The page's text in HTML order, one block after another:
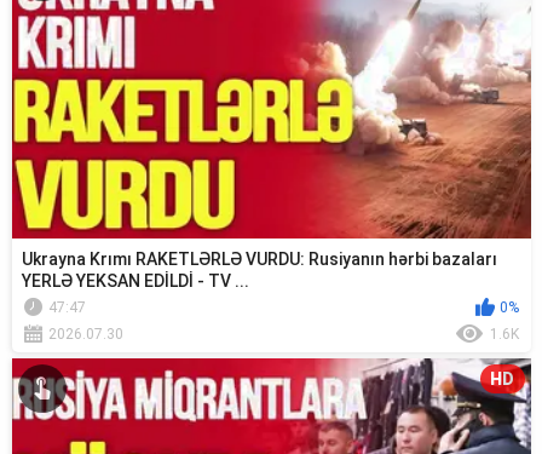
Ukrayna Krımı RAKETLƏRLƏ VURDU: Rusiyanın hərbi bazaları
YERLƏ YEKSAN EDİLDİ - TV ...
47:47
0%
2026.07.30
1.6K
HD